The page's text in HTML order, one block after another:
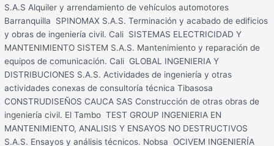
S.A.S Alquiler y arrendamiento de vehículos automotores
Barranquilla SPINOMAX S.A.S. Terminación y acabado de edificios
y obras de ingeniería civil. Cali SISTEMAS ELECTRICIDAD Y
MANTENIMIENTO SISTEM S.A.S. Mantenimiento y reparación de
equipos de comunicación. Cali GLOBAL INGENIERIA Y
DISTRIBUCIONES S.A.S. Actividades de ingeniería y otras
actividades conexas de consultoría técnica Tibasosa
CONSTRUDISEÑOS CAUCA SAS Construcción de otras obras de
ingeniería civil. El Tambo TEST GROUP INGENIERIA EN
MANTENIMIENTO, ANALISIS Y ENSAYOS NO DESTRUCTIVOS
S.A.S. Ensayos y análisis técnicos. Nobsa OCIVEM INGENIERÍA